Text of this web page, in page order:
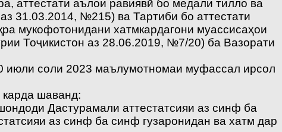
аттестати аълои равиявӣ бо медали тилло ва
31.03.2014, №215) ва Тартиби бо аттестати
мукофотонидани хатмкардагони муассисаҳои
Тоҷикистон аз 28.06.2019, №7/20) ба Вазорати
июли соли 2023 маълумотномаи муфассал ирсол
карда шаванд:
Дастурамали аттестатсияи аз синф ба
аз синф ба синф гузаронидан ва хатм дар